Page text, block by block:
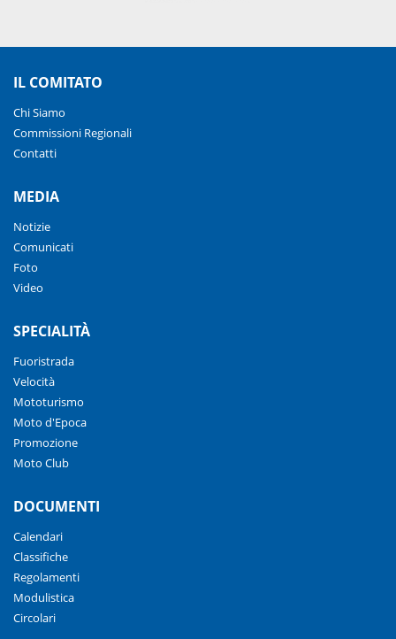
IL COMITATO
Chi Siamo
Commissioni Regionali
Contatti
MEDIA
Notizie
Comunicati
Foto
Video
SPECIALITÀ
Fuoristrada
Velocità
Mototurismo
Moto d'Epoca
Promozione
Moto Club
DOCUMENTI
Calendari
Classifiche
Regolamenti
Modulistica
Circolari